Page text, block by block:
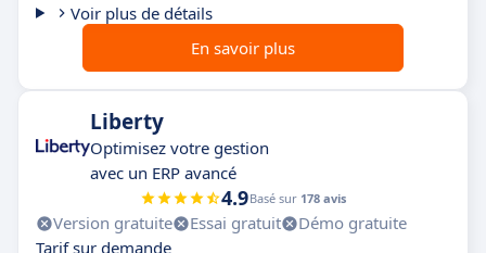
Voir plus de détails
En savoir plus
Liberty
Optimisez votre gestion
avec un ERP avancé
4.9Basé sur 178 avis
Version gratuite Essai gratuit
Démo gratuite
Tarif sur demande